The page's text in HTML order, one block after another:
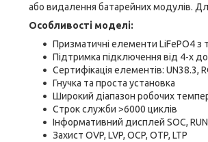
або видалення батарейних модулів.
Особливості моделі:
Призматичні елементи LiFePO4 з
Підтримка підключення від 4-х
Сертифікація елементів: UN38.3,
Гнучка та проста установка
Широкий діапазон робочих
Строк служби >6000 циклів
Інформативний дисплей SOC,
Захист OVP, LVP, OCP, OTP, LTP